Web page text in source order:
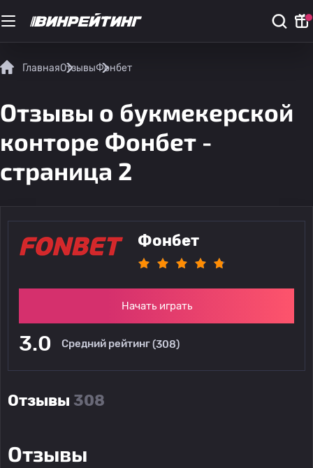
ГлавнаяОтзывыФонбет
Отзывы о букмекерской
конторе Фонбет -
страница 2
Фонбет
Начать играть
3.0 Средний рейтинг(308)
Отзывы 308
Отзывы